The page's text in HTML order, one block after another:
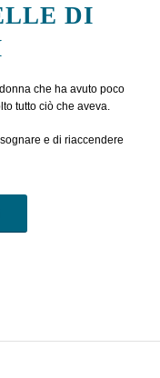
DI
che ha avuto poco
tutto ciò che aveva.
e di riaccendere